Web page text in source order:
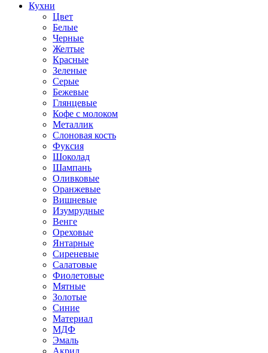
Кухни
Цвет
Белые
Черные
Желтые
Красные
Зеленые
Серые
Бежевые
Глянцевые
Кофе с молоком
Металлик
Слоновая кость
Фуксия
Шоколад
Шампань
Оливковые
Оранжевые
Вишневые
Изумрудные
Венге
Ореховые
Янтарные
Сиреневые
Салатовые
Фиолетовые
Мятные
Золотые
Синие
Материал
МДФ
Эмаль
Акрил